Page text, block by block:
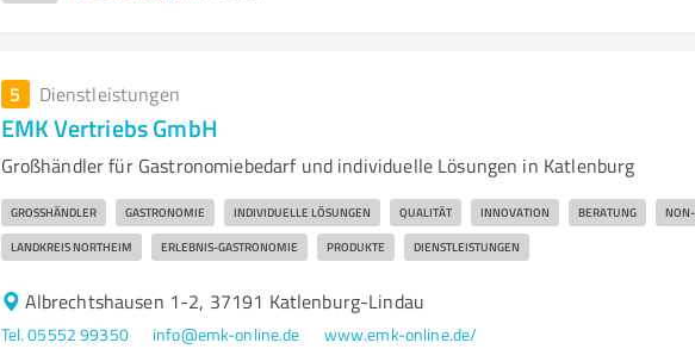
5 Dienstleistungen
EMK Vertriebs GmbH
Großhändler für Gastronomiebedarf und individuelle Lösungen in Katlenburg
GROSSHÄNDLER GASTRONOMIE INDIVIDUELLE LÖSUNGEN QUALITÄT INNOVATION BERATUNG
LANDKREIS NORTHEIM ERLEBNIS-GASTRONOMIE PRODUKTE DIENSTLEISTUNGEN
Albrechtshausen 1-2, 37191 Katlenburg-Lindau
Tel. 05552 99350 info@emk-online.de www.emk-online.de/